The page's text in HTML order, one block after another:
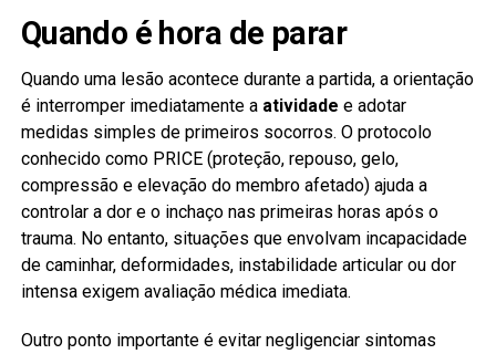
Quando é hora de parar
Quando uma lesão acontece durante a partida, a orientação
é interromper imediatamente a atividade e adotar
medidas simples de primeiros socorros. O protocolo
conhecido como PRICE (proteção, repouso, gelo,
compressão e elevação do membro afetado) ajuda a
controlar a dor e o inchaço nas primeiras horas após o
trauma. No entanto, situações que envolvam incapacidade
de caminhar, deformidades, instabilidade articular ou dor
intensa exigem avaliação médica imediata.
Outro ponto importante é evitar negligenciar sintomas